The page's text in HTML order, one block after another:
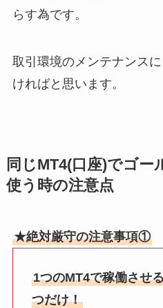
らす為です。
取引環境のメンテナンス
ければと思います。
同じMT4(口座)でゴ
使う時の注意点
★絶対厳守の注意事項①
1つのMT4で稼働させ
つだけ！